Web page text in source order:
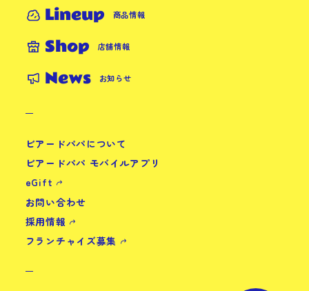
Lineup 商品情報
Shop 店舗情報
News お知らせ
ビアードパパについて
ビアードパパ モバイルアプリ
eGift
お問い合わせ
採用情報
フランチャイズ募集